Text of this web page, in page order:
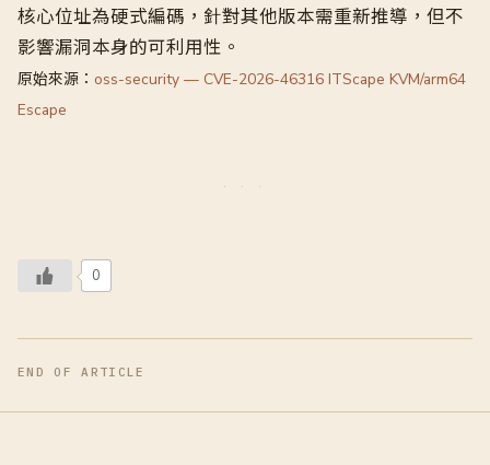
核心位址為硬式編碼，針對其他版本需重新推導，但不
影響漏洞本身的可利用性。
原始來源： oss-security — CVE-2026-46316 ITScape KVM/arm64
Escape
0
END OF ARTICLE